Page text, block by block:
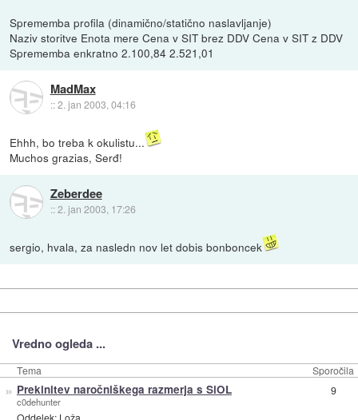
Sprememba profila (dinamično/statično naslavljanje)
Naziv storitve Enota mere Cena v SIT brez DDV Cena v SIT z DDV
Sprememba enkratno 2.100,84 2.521,01
MadMax
::2. jan 2003, 04:16
Ehhh, bo treba k okulistu...
Muchos grazias, Serđ!
Zeberdee
::2. jan 2003, 17:26
sergio, hvala, za nasledn nov let dobis bonboncek
Vredno ogleda ...
Tema Sporočila
» Prekinitev naročniškega razmerja s SiOL
c0dehunter
Oddelek: Loža
9